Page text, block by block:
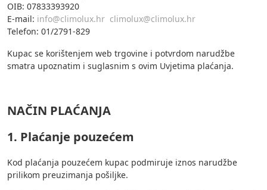
OIB: 07833393920
E-mail: info@climolux.hr climolux@climolux.hr
Telefon: 01/2791-829
Kupac se korištenjem web trgovine i potvrdom narudžbe
smatra upoznatim i suglasnim s ovim Uvjetima plaćanja.
NAČIN PLAĆANJA
1. Plaćanje pouzećem
Kod plaćanja pouzećem kupac podmiruje iznos narudžbe
prilikom preuzimanja pošiljke.